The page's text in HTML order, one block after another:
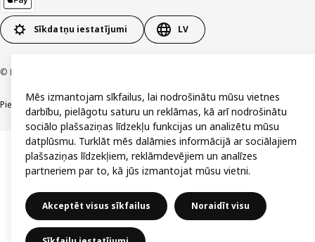
Sīkdatņu iestatījumi LV
© Inter IKEA Systems B.V. 1999-2026
PiekļūstamībaVispārīgi noteikumiPrivātuma un sīkdatņu politikaKontakti
Mēs izmantojam sīkfailus, lai nodrošinātu mūsu vietnes
darbību, pielāgotu saturu un reklāmas, kā arī nodrošinātu
sociālo plašsaziņas līdzekļu funkcijas un analizētu mūsu
datplūsmu. Turklāt mēs dalāmies informācijā ar sociālajiem
plašsaziņas līdzekļiem, reklāmdevējiem un analīzes
partneriem par to, kā jūs izmantojat mūsu vietni.
Akceptēt visus sīkfailus Noraidīt visu